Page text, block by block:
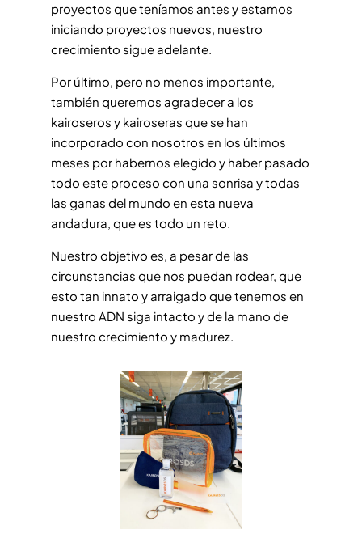
proyectos que teníamos antes y estamos
iniciando proyectos nuevos, nuestro
crecimiento sigue adelante.
Por último, pero no menos importante,
también queremos agradecer a los
kairoseros y kairoseras que se han
incorporado con nosotros en los últimos
meses por habernos elegido y haber pasado
todo este proceso con una sonrisa y todas
las ganas del mundo en esta nueva
andadura, que es todo un reto.
Nuestro objetivo es, a pesar de las
circunstancias que nos puedan rodear, que
esto tan innato y arraigado que tenemos en
nuestro ADN siga intacto y de la mano de
nuestro crecimiento y madurez.